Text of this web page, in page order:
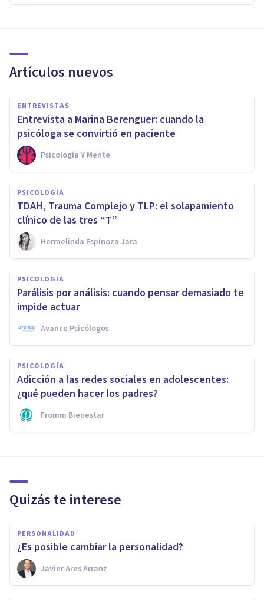
Artículos nuevos
ENTREVISTAS
Entrevista a Marina Berenguer: cuando la
psicóloga se convirtió en paciente
Psicología Y Mente
PSICOLOGÍA
TDAH, Trauma Complejo y TLP: el solapamiento
clínico de las tres “T”
Hermelinda Espinoza Jara
PSICOLOGÍA
Parálisis por análisis: cuando pensar demasiado te
impide actuar
Avance Psicólogos
PSICOLOGÍA
Adicción a las redes sociales en adolescentes:
¿qué pueden hacer los padres?
Fromm Bienestar
Quizás te interese
PERSONALIDAD
¿Es posible cambiar la personalidad?
Javier Ares Arranz